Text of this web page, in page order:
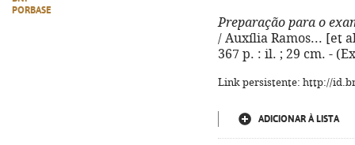
PORBASE
Preparação para o
/ Auxília Ramos... [et
367 p. : il. ; 29 cm. -
Link persistente: http://
ADICIONAR À LISTA